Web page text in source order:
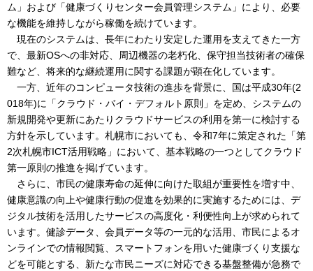
ム」および「健康づくりセンター会員管理システム」により、必要
な機能を維持しながら稼働を続けています。
現在のシステムは、長年にわたり安定した運用を支えてきた一方
で、最新OSへの非対応、周辺機器の老朽化、保守担当技術者の確保
難など、将来的な継続運用に関する課題が顕在化しています。
一方、近年のコンピュータ技術の進歩を背景に、国は平成30年(2
018年)に「クラウド・バイ・デフォルト原則」を定め、システムの
新規開発や更新にあたりクラウドサービスの利用を第一に検討する
方針を示しています。札幌市においても、令和7年に策定された「第
2次札幌市ICT活用戦略」において、基本戦略の一つとしてクラウド
第一原則の推進を掲げています。
さらに、市民の健康寿命の延伸に向けた取組が重要性を増す中、
健康意識の向上や健康行動の促進を効果的に実施するためには、デ
ジタル技術を活用したサービスの高度化・利便性向上が求められて
います。健診データ、会員データ等の一元的な活用、市民によるオ
ンラインでの情報閲覧、スマートフォンを用いた健康づくり支援な
どを可能とする、新たな市民ニーズに対応できる基盤整備が急務で